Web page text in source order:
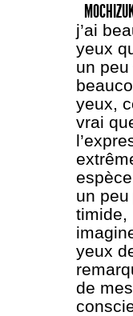
j’ai
yeux
un
yeux,
vrai
un peu
timide,
yeux
de